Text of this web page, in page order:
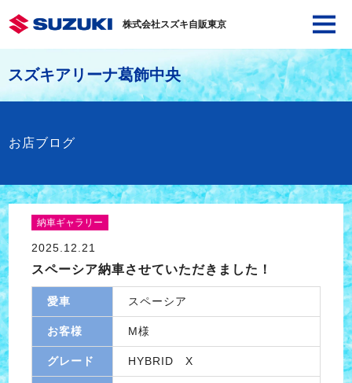
株式会社スズキ自販東京
スズキアリーナ葛飾中央
お店ブログ
納車ギャラリー
2025.12.21
スペーシア納車させていただきました！
愛車 スペーシア
お客様 M様
グレード HYBRID X